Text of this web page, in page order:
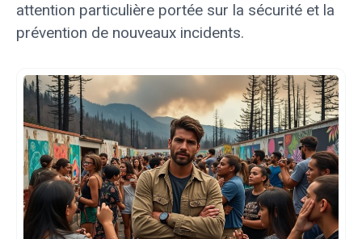
attention particulière portée sur la sécurité et la
prévention de nouveaux incidents.